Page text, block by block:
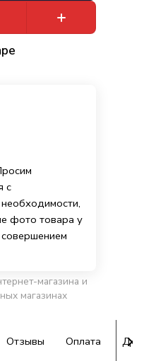
с
фото товара у
магазина и
магазинах
Отзывы Оплата